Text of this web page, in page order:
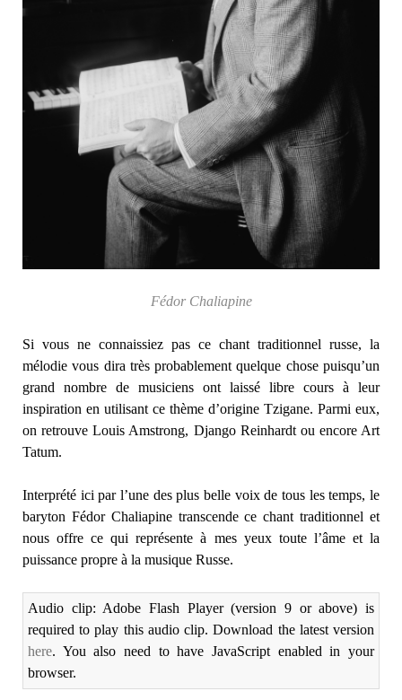
Fédor Chaliapine
Si vous ne connaissiez pas ce chant traditionnel russe, la
mélodie vous dira très probablement quelque chose puisqu’un
grand nombre de musiciens ont laissé libre cours à leur
inspiration en utilisant ce thème d’origine Tzigane. Parmi eux,
on retrouve Louis Amstrong, Django Reinhardt ou encore Art
Tatum.
Interprété ici par l’une des plus belle voix de tous les temps, le
baryton Fédor Chaliapine transcende ce chant traditionnel et
nous offre ce qui représente à mes yeux toute l’âme et la
puissance propre à la musique Russe.
Audio clip: Adobe Flash Player (version 9 or above) is
required to play this audio clip. Download the latest version
here. You also need to have JavaScript enabled in your
browser.